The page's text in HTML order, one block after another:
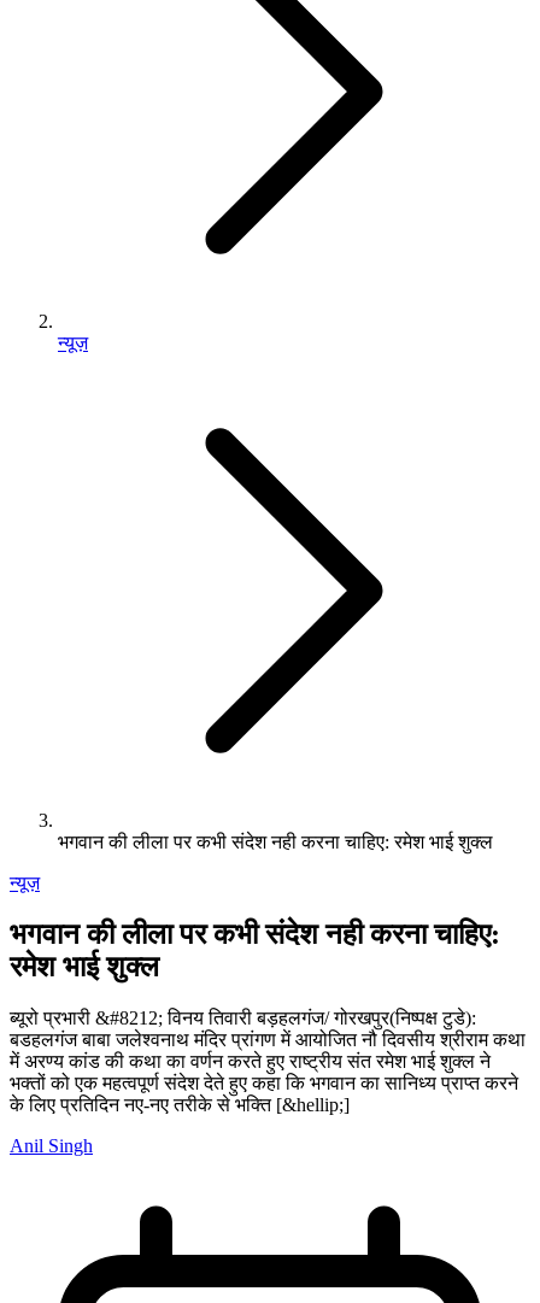
न्यूज़
भगवान की लीला पर कभी संदेश नही करना चाहिए: रमेश भाई शुक्ल
न्यूज़
भगवान की लीला पर कभी संदेश नही करना चाहिए:
रमेश भाई शुक्ल
ब्यूरो प्रभारी &#8212; विनय तिवारी बड़हलगंज/ गोरखपुर(निष्पक्ष टुडे):
बडहलगंज बाबा जलेश्वनाथ मंदिर प्रांगण में आयोजित नौ दिवसीय श्रीराम कथा
में अरण्य कांड की कथा का वर्णन करते हुए राष्ट्रीय संत रमेश भाई शुक्ल ने
भक्तों को एक महत्वपूर्ण संदेश देते हुए कहा कि भगवान का सानिध्य प्राप्त करने
के लिए प्रतिदिन नए-नए तरीके से भक्ति [&hellip;]
Anil Singh